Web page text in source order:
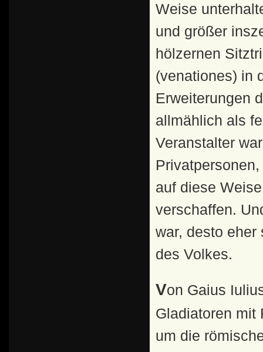
Weise
und größer
hölzernen
(venationes) in
Erweiterungen
allmählich als
Veranstalter
auf diese
verschaffen.
war, desto eher
des Volkes.
Von Gaius Iulius Caesar wird überliefert, er habe seine
Gladiatoren mit
um die